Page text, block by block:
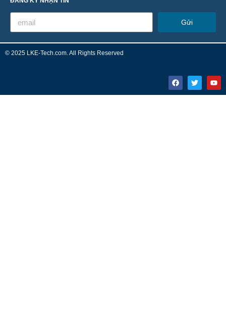
Gửi
© 2025 LKE-Tech.com. All Rights Reserved